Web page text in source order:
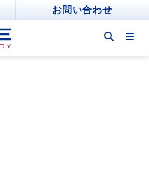
お問い合わせ